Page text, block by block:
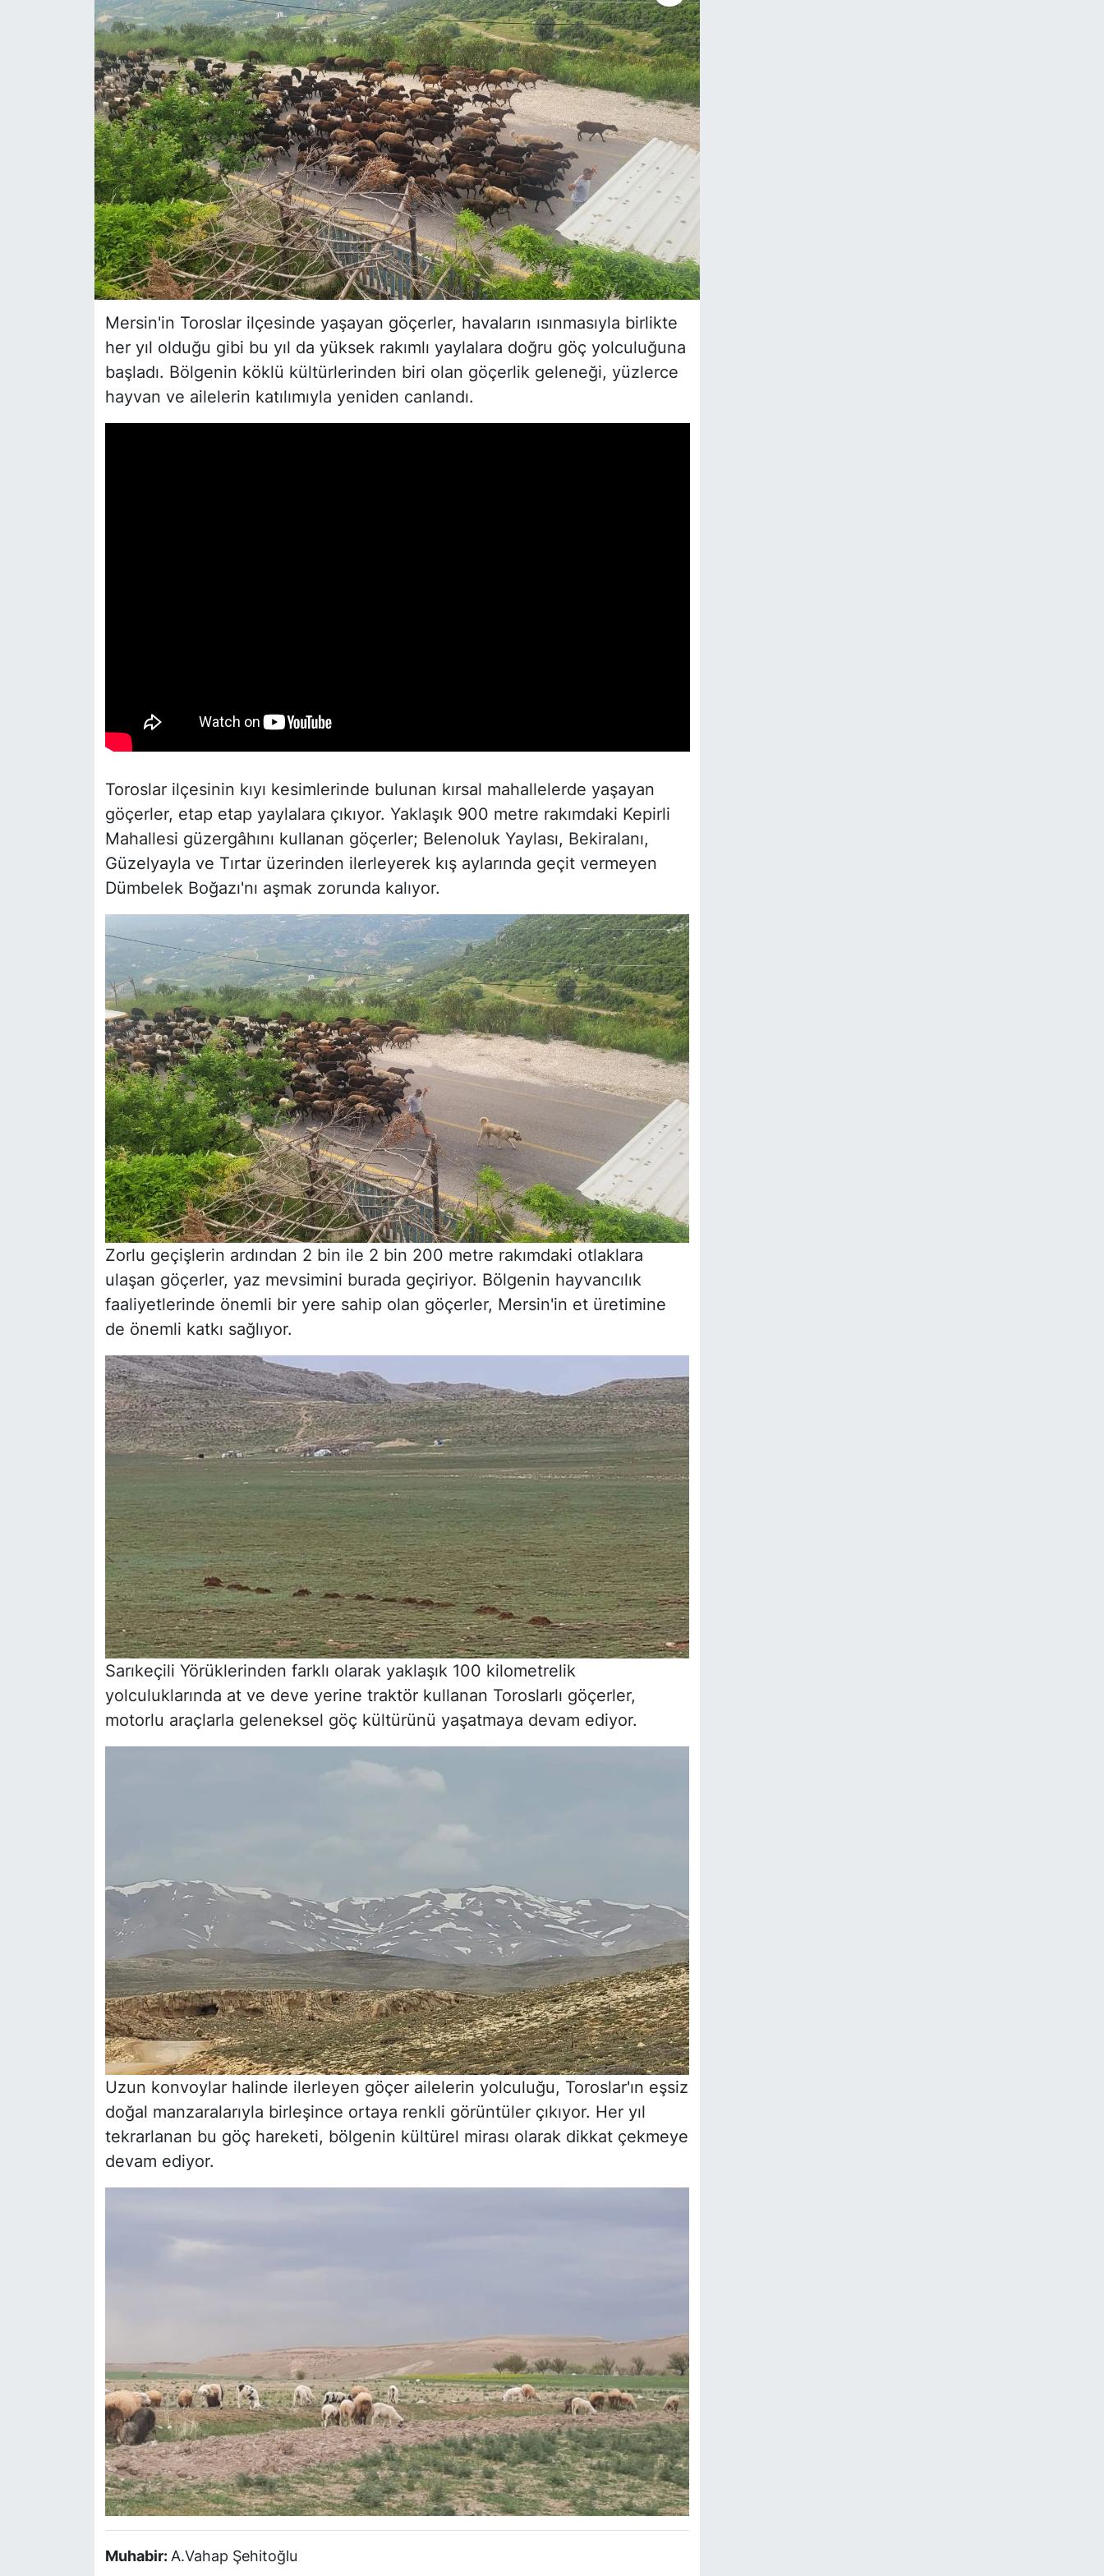
Mersin'in Toroslar ilçesinde yaşayan göçerler, havaların ısınmasıyla birlikte
her yıl olduğu gibi bu yıl da yüksek rakımlı yaylalara doğru göç yolculuğuna
başladı. Bölgenin köklü kültürlerinden biri olan göçerlik geleneği, yüzlerce
hayvan ve ailelerin katılımıyla yeniden canlandı.
Toroslar ilçesinin kıyı kesimlerinde bulunan kırsal mahallelerde yaşayan
göçerler, etap etap yaylalara çıkıyor. Yaklaşık 900 metre rakımdaki Kepirli
Mahallesi güzergâhını kullanan göçerler; Belenoluk Yaylası, Bekiralanı,
Güzelyayla ve Tırtar üzerinden ilerleyerek kış aylarında geçit vermeyen
Dümbelek Boğazı'nı aşmak zorunda kalıyor.
Zorlu geçişlerin ardından 2 bin ile 2 bin 200 metre rakımdaki otlaklara
ulaşan göçerler, yaz mevsimini burada geçiriyor. Bölgenin hayvancılık
faaliyetlerinde önemli bir yere sahip olan göçerler, Mersin'in et üretimine
de önemli katkı sağlıyor.
Sarıkeçili Yörüklerinden farklı olarak yaklaşık 100 kilometrelik
yolculuklarında at ve deve yerine traktör kullanan Toroslarlı göçerler,
motorlu araçlarla geleneksel göç kültürünü yaşatmaya devam ediyor.
Uzun konvoylar halinde ilerleyen göçer ailelerin yolculuğu, Toroslar'ın eşsiz
doğal manzaralarıyla birleşince ortaya renkli görüntüler çıkıyor. Her yıl
tekrarlanan bu göç hareketi, bölgenin kültürel mirası olarak dikkat çekmeye
devam ediyor.
Muhabir:A.Vahap Şehitoğlu
Siyaset
YEREL HABER
Haberde insan
Tanıtım